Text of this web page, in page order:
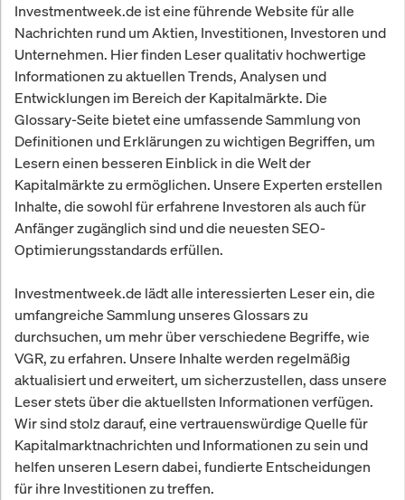
Investmentweek.de ist eine führende Website für alle
Nachrichten rund um Aktien, Investitionen, Investoren und
Unternehmen. Hier finden Leser qualitativ hochwertige
Informationen zu aktuellen Trends, Analysen und
Entwicklungen im Bereich der Kapitalmärkte. Die
Glossary-Seite bietet eine umfassende Sammlung von
Definitionen und Erklärungen zu wichtigen Begriffen, um
Lesern einen besseren Einblick in die Welt der
Kapitalmärkte zu ermöglichen. Unsere Experten erstellen
Inhalte, die sowohl für erfahrene Investoren als auch für
Anfänger zugänglich sind und die neuesten SEO-
Optimierungsstandards erfüllen.
Investmentweek.de lädt alle interessierten Leser ein, die
umfangreiche Sammlung unseres Glossars zu
durchsuchen, um mehr über verschiedene Begriffe, wie
VGR, zu erfahren. Unsere Inhalte werden regelmäßig
aktualisiert und erweitert, um sicherzustellen, dass unsere
Leser stets über die aktuellsten Informationen verfügen.
Wir sind stolz darauf, eine vertrauenswürdige Quelle für
Kapitalmarktnachrichten und Informationen zu sein und
helfen unseren Lesern dabei, fundierte Entscheidungen
für ihre Investitionen zu treffen.